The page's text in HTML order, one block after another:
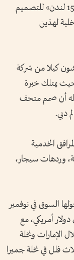
قدم مربعة، في حين سيتولى كل من «استديو 1508 لندن» للتصميم
لهذين
شون كيلا من شركة
يمتلك خبرة
له أن صمم متحف
دبي.
الخدمية
وردهات سيجار،
السوق في نوفمبر
تزيد على 100 مليون دولار أمريكي، مع
الإمارات ونخلة
فلل في نخلة جميرا